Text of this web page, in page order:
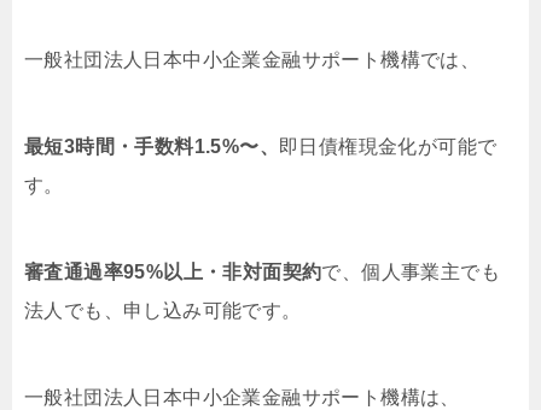
一般社団法人日本中小企業金融サポート機構では、
最短3時間・手数料1.5%〜、
即日債権現金化が可能で
す。
審査通過率95%以上・非対面契約で、個人事業主でも
法人でも、申し込み可能です。
一般社団法人日本中小企業金融サポート機構は、